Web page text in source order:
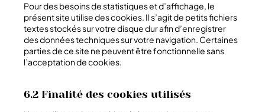
Pour des besoins de statistiques et d’affichage, le
présent site utilise des cookies. Il s’agit de petits fichiers
textes stockés sur votre disque dur afin d’enregistrer
des données techniques sur votre navigation. Certaines
parties de ce site ne peuvent être fonctionnelle sans
l’acceptation de cookies.
6.2 Finalité des cookies utilisés